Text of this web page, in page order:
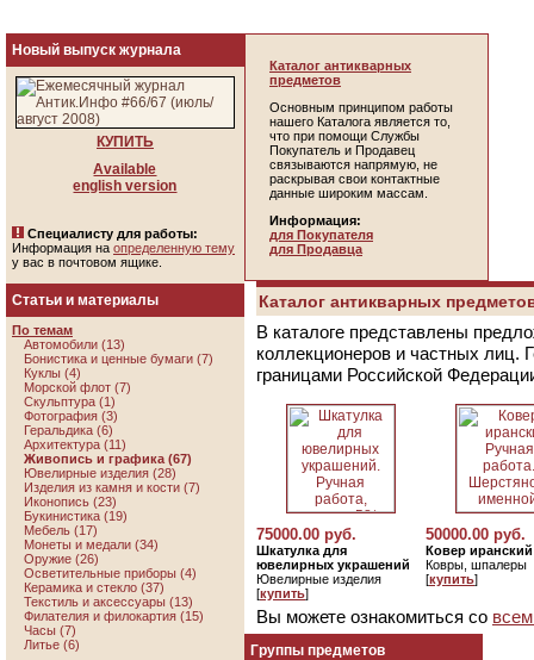
Новый выпуск журнала
КУПИТЬ
Available
english version
Специалисту для работы:
Информация на определенную тему
у вас в почтовом ящике.
Статьи и материалы
По темам
Автомобили (13)
Бонистика и ценные бумаги (7)
Куклы (4)
Морской флот (7)
Скульптура (1)
Фотография (3)
Геральдика (6)
Архитектура (11)
Живопись и графика (67)
Ювелирные изделия (28)
Изделия из камня и кости (7)
Иконопись (23)
Букинистика (19)
Мебель (17)
Монеты и медали (34)
Оружие (26)
Осветительные приборы (4)
Керамика и стекло (37)
Текстиль и аксессуары (13)
Филателия и филокартия (15)
Часы (7)
Литье (6)
Каталог антикварных
предметов
Основным принципом работы
нашего Каталога является то,
что при помощи Службы
Покупатель и Продавец
связываются напрямую, не
раскрывая свои контактные
данные широким массам.
Информация:
для Покупателя
для Продавца
Каталог антикварных
В каталоге представлены
коллекционеров и частных лиц.
границами Российской
75000.00 руб.
Шкатулка для
ювелирных украшений
Ювелирные изделия
[купить]
50000.00 руб.
Ковер иранский
Ковры, шпалеры
[купить]
Вы можете ознакомиться со
Группы предметов